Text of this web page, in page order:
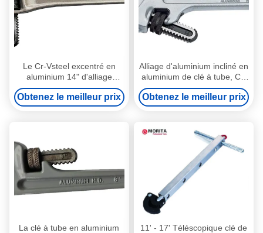
Le Cr-Vsteel excentré en
aluminium 14" d'alliage
d'aluminium de clé à tube,
18", 24" des 90 degrés a
compensé approprié aux
Obtenez le meilleur prix
Alliage d'aluminium incliné en
aluminium de clé à tube, Cr-
Vsteel 10", 14", 18"
inclinaison de 45-degré
appropriée aux espaces
Obtenez le meilleur prix
La clé à tube en aluminium
11' - 17' Téléscopique clé de